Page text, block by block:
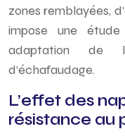
zones remblayées,
impose une
adaptation de
d’échafaudage.
L’effet des
résistance au